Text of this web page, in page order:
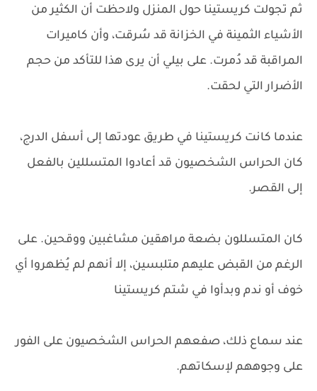
ثم تجولت كريستينا حول المنزل ولاحظت أن الكثير من
الأشياء الثمينة في الخزانة قد سُرقت، وأن كاميرات
المراقبة قد دُمرت. على بيلي أن يرى هذا للتأكد من حجم
الأضرار التي لحقت.
عندما كانت كريستينا في طريق عودتها إلى أسفل الدرج،
كان الحراس الشخصيون قد أعادوا المتسللين بالفعل
إلى القصر.
كان المتسللون بضعة مراهقين مشاغبين ووقحين. على
الرغم من القبض عليهم متلبسين، إلا أنهم لم يُظهروا أي
خوف أو ندم وبدأوا في شتم كريستينا
عند سماع ذلك، صفعهم الحراس الشخصيون على الفور
على وجوههم لإسكاتهم.